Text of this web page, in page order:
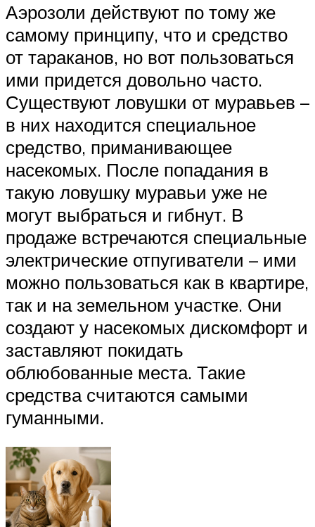
Аэрозоли действуют по тому же
самому принципу, что и средство
от тараканов, но вот пользоваться
ими придется довольно часто.
Существуют ловушки от муравьев –
в них находится специальное
средство, приманивающее
насекомых. После попадания в
такую ловушку муравьи уже не
могут выбраться и гибнут. В
продаже встречаются специальные
электрические отпугиватели – ими
можно пользоваться как в квартире,
так и на земельном участке. Они
создают у насекомых дискомфорт и
заставляют покидать
облюбованные места. Такие
средства считаются самыми
гуманными.